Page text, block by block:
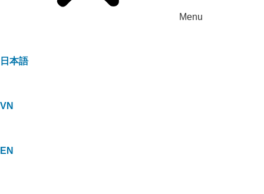
Menu
日本語
VN
EN